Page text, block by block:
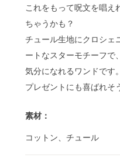
これをもって呪文を唱え
ちゃうかも？
チュール生地にクロシェ
ートなスターモチーフで
気分になれるワンドです。
プレゼントにも喜ばれそ
素材：
コットン、チュール